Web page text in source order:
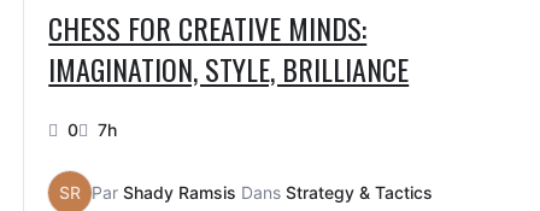
CHESS FOR CREATIVE MINDS:
IMAGINATION, STYLE, BRILLIANCE
0 7h
SR ParShady Ramsis DansStrategy & Tactics